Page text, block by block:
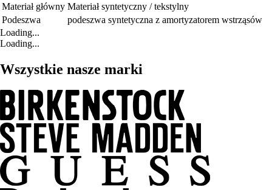
Materiał główny Materiał syntetyczny / tekstylny
Podeszwa
podeszwa syntetyczna z amortyzatorem wstrząsów
Loading...
Loading...
Wszystkie nasze marki